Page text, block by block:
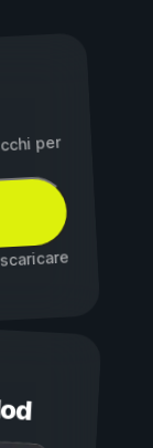
per